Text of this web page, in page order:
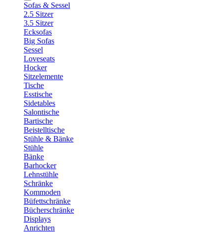
Sofas & Sessel
2.5 Sitzer
3.5 Sitzer
Ecksofas
Big Sofas
Sessel
Loveseats
Hocker
Sitzelemente
Tische
Esstische
Sidetables
Salontische
Bartische
Beistelltische
Stühle & Bänke
Stühle
Bänke
Barhocker
Lehnstühle
Schränke
Kommoden
Büfettschränke
Bücherschränke
Displays
Anrichten